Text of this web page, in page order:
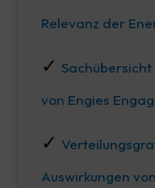
Relevanz der
von Engies
Auswirkungen